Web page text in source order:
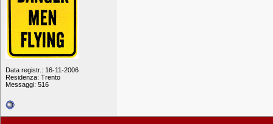
Data registr.: 16-11-2006
Residenza: Trento
Messaggi: 516